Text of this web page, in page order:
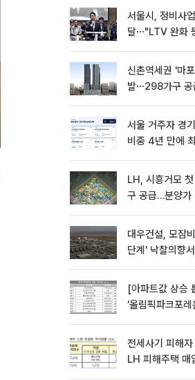
서울시, 정비사
달⋯"LTV 완화
신촌역세권 '마
발⋯298가구 공
서울 거주자 경
비중 4년 만에
LH, 시흥거모
구 공급…분양
대우건설, 모잠
단계' 낙찰의향
[아파트값 상승
‘올림픽파크포레
전세사기 피해
LH 피해주택 매